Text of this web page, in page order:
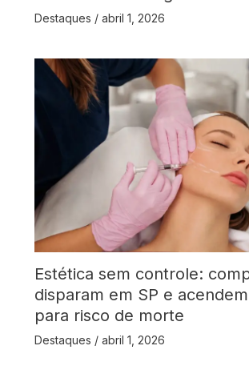
Destaques / abril 1, 2026
Estética sem controle:
disparam em SP e
para risco de morte
Destaques / abril 1, 2026